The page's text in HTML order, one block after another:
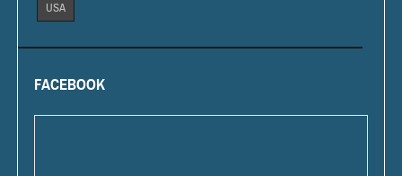
USA
FACEBOOK